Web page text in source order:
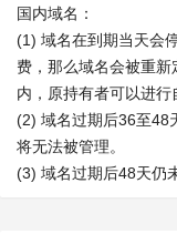
国内域名：
(1) 域名在到期当天会
费，那么域名会被重
内，原持有者可以进行
(2) 域名过期后36至48
将无法被管理。
(3) 域名过期后48天仍